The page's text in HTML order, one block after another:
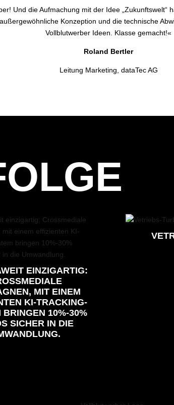
Und die Aufmachung mit der Idee „Zukunftswelt“
Konzeption und die technische
Vollblutwerber Ideen. Klasse gemacht!«
Roland Bertler
Leitung Marketing, dataTec AG
EINZIGARTIG:
MIT EINEM
KI-TRACKING-
BRINGEN 10%-30%
SICHER IN DIE